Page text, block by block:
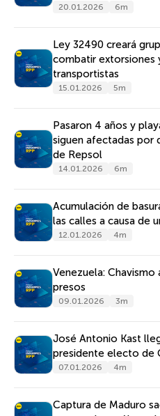
20.01.2026 6m
Ley 32490 creará
combatir extorsiones
transportistas
15.01.2026 5m
Pasaron 4 años y
siguen afectadas por
de Repsol
14.01.2026 6m
Acumulación de
las calles a causa de
12.01.2026 4m
Venezuela: Chavismo
presos
09.01.2026 3m
José Antonio Kast
presidente electo de
07.01.2026 4m
Captura de Maduro